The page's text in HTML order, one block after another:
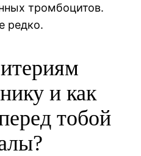
тромбоцитов.
редко.
и как
тобой